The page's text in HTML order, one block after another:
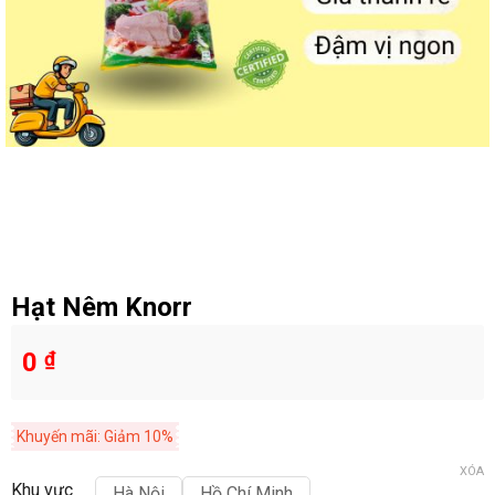
Hạt Nêm Knorr
0 ₫
Khuyến mãi: Giảm 10%
Khu vực
XÓA